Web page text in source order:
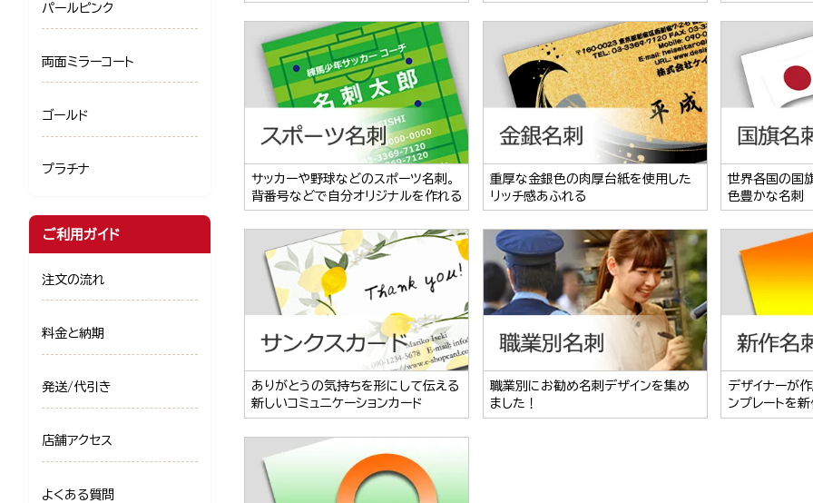
サッカーや野球などのスポーツ名刺。
背番号などで自分オリジナルを作れる
重厚な金銀色の肉厚台紙を使用した
リッチ感あふれる
世界各国の国
色豊かな名刺
ありがとうの気持ちを形にして伝える
新しいコミュニケーションカード
職業別にお勧め名刺デザインを集め
ました！
デザイナーが
ンプレートを
パールピンク
両面ミラーコート
ゴールド
プラチナ
ご利用ガイド
注文の流れ
料金と納期
発送/代引き
店舗アクセス
よくある質問